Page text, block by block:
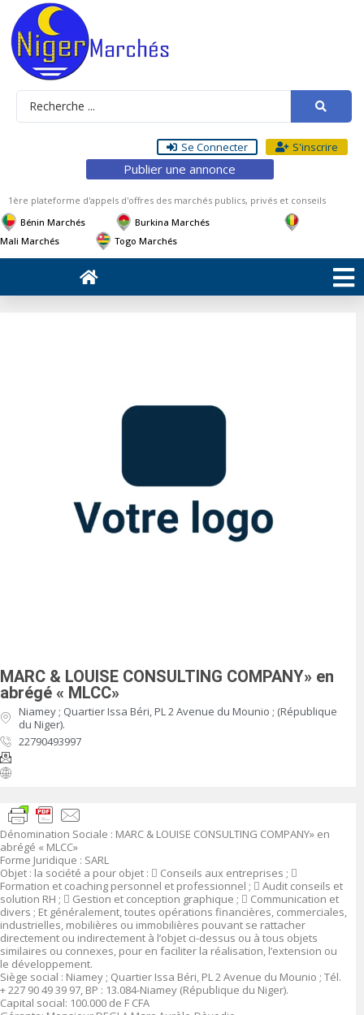
Se Connecter S'inscrire
Publier une annonce
1ère plateforme d'appels d'offres des marchés publics, privés et conseils
Bénin Marchés
Burkina Marchés
Mali Marchés
Togo Marchés
MARC & LOUISE CONSULTING COMPANY» en
abrégé « MLCC»
Niamey ; Quartier Issa Béri, PL 2 Avenue du Mounio ; (République
du Niger).
22790493997
Dénomination Sociale : MARC & LOUISE CONSULTING COMPANY» en
abrégé « MLCC»
Forme Juridique : SARL
Objet : la société a pour objet :  Conseils aux entreprises ; 
Formation et coaching personnel et professionnel ;  Audit conseils et
solution RH ;  Gestion et conception graphique ;  Communication et
divers ; Et généralement, toutes opérations financières, commerciales,
industrielles, mobilières ou immobilières pouvant se rattacher
directement ou indirectement à l’objet ci-dessus ou à tous objets
similaires ou connexes, pour en faciliter la réalisation, l’extension ou
le développement.
Siège social : Niamey ; Quartier Issa Béri, PL 2 Avenue du Mounio ; Tél.
+ 227 90 49 39 97, BP : 13.084-Niamey (République du Niger).
Capital social: 100.000 de F CFA